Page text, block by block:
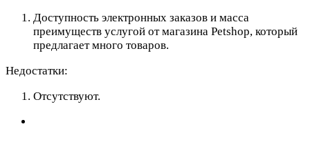
Доступность электронных заказов и масса
преимуществ услугой от магазина Petshop, который
предлагает много товаров.
Недостатки:
Отсутствуют.